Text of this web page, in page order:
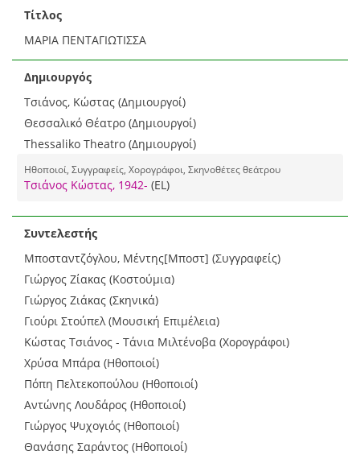
Τίτλος
ΜΑΡΙΑ ΠΕΝΤΑΓΙΩΤΙΣΣΑ
Δημιουργός
Τσιάνος, Κώστας (Δημιουργοί)
Θεσσαλικό Θέατρο (Δημιουργοί)
Thessaliko Theatro (Δημιουργοί)
Ηθοποιοί, Συγγραφείς, Χορογράφοι, Σκηνοθέτες θεάτρου
Τσιάνος Κώστας, 1942- (EL)
Συντελεστής
Μποσταντζόγλου, Μέντης[Μποστ] (Συγγραφείς)
Γιώργος Ζίακας (Κοστούμια)
Γιώργος Ζιάκας (Σκηνικά)
Γιούρι Στούπελ (Μουσική Επιμέλεια)
Κώστας Τσιάνος - Τάνια Μιλτένοβα (Χορογράφοι)
Χρύσα Μπάρα (Ηθοποιοί)
Πόπη Πελτεκοπούλου (Ηθοποιοί)
Αντώνης Λουδάρος (Ηθοποιοί)
Γιώργος Ψυχογιός (Ηθοποιοί)
Θανάσης Σαράντος (Ηθοποιοί)